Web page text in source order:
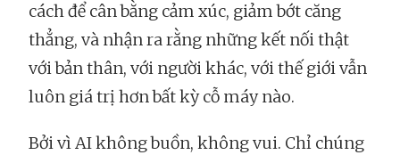
cách để cân bằng cảm xúc, giảm bớt căng
thẳng, và nhận ra rằng những kết nối thật
với bản thân, với người khác, với thế giới vẫn
luôn giá trị hơn bất kỳ cỗ máy nào.
Bởi vì AI không buồn, không vui. Chỉ chúng